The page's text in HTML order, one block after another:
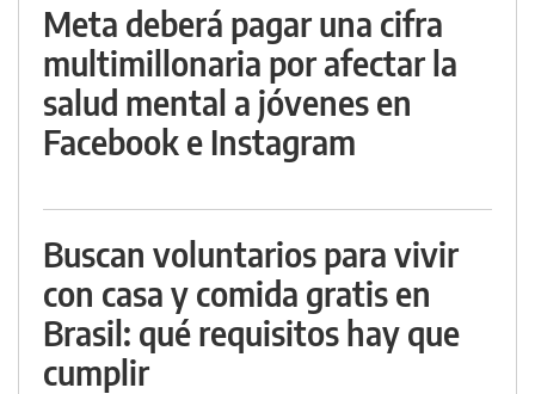
Meta deberá pagar una cifra
multimillonaria por afectar la
salud mental a jóvenes en
Facebook e Instagram
Buscan voluntarios para vivir
con casa y comida gratis en
Brasil: qué requisitos hay que
cumplir